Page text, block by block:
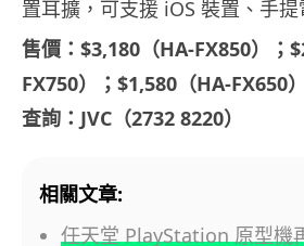
置耳擴，可支援 iOS 裝置、手提
售價：$3,180（HA-FX850）；
FX750）；$1,580（HA-FX650）
查詢：JVC（2732 8220）
相關文章:
任天堂 PlayStation 原型